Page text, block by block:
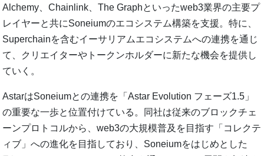
Alchemy、Chainlink、The Graphといったweb3業界の主要プ
レイヤーと共にSoneiumのエコシステム構築を支援。特に、
Superchainを含むイーサリアムエコシステムへの連携を通じ
て、クリエイターやトークンホルダーに新たな機会を提供し
ていく。
AstarはSoneiumとの連携を「Astar Evolution フェーズ1.5」
の重要な一歩と位置付けている。同社は従来のブロックチェ
ーンプロトコルから、web3の大規模普及を目指す「コレクテ
ィブ」への進化を目指しており、Soneiumをはじめとした